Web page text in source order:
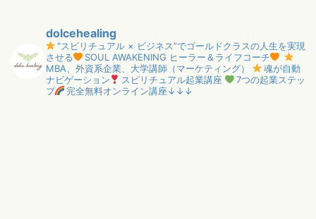
dolcehealing
"スピリチュアル × ビジネス”でゴールドクラスの人生を実現
させる
SOUL AWAKENING ヒーラー＆ライフコーチ
MBA、外資系企業、大学講師（マーケティング）
魂が自動
ナビゲーション
スピリチュアル起業講座
7つの起業ステッ
プ
完全無料オンライン講座↓↓↓